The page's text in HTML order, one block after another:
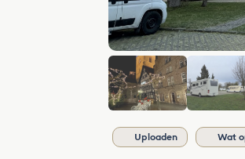
Uploaden Wat